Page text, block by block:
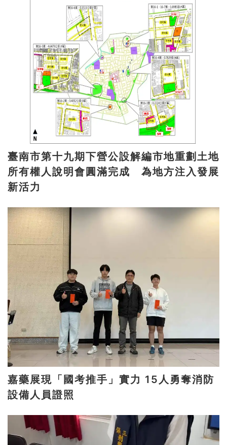
臺南市第十九期下營公設解編市地重劃土地
所有權人說明會圓滿完成 為地方注入發展
新活力
嘉藥展現「國考推手」實力 15人勇奪消防
設備人員證照